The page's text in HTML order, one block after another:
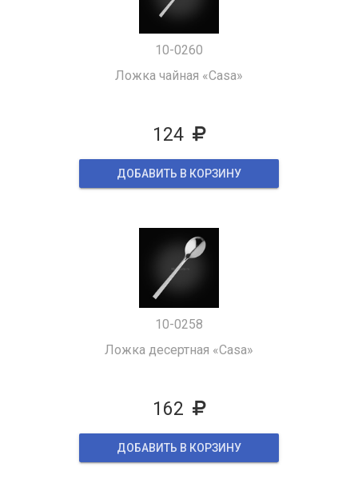
10-0260
Ложка чайная «Casa»
124
ДОБАВИТЬ В КОРЗИНУ
10-0258
Ложка десертная «Casa»
162
ДОБАВИТЬ В КОРЗИНУ